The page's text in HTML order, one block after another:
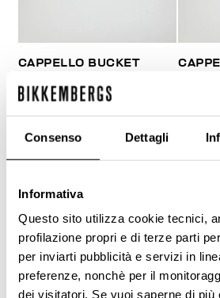
Consenso Dettagli
Informativa
Questo sito utilizza cookie tecnici,
profilazione propri e di terze parti
per inviarti pubblicità e servizi in
preferenze, nonchè per il
dei visitatori. Se vuoi saperne di più
CAPPELLO BUCKET
€ 25,80 € 43,00